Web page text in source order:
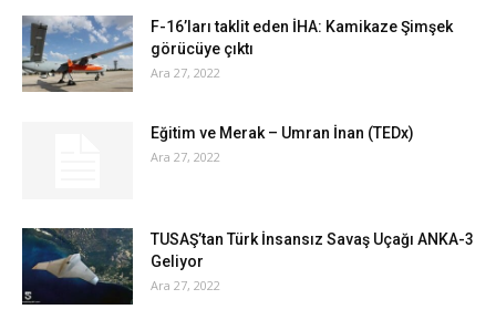
F-16’ları taklit eden İHA: Kamikaze Şimşek
görücüye çıktı
Ara 27, 2022
Eğitim ve Merak – Umran İnan (TEDx)
Ara 27, 2022
TUSAŞ’tan Türk İnsansız Savaş Uçağı ANKA-3
Geliyor
Ara 27, 2022